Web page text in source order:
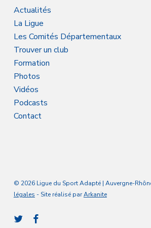
Actualités
La Ligue
Les Comités Départementaux
Trouver un club
Formation
Photos
Vidéos
Podcasts
Contact
© 2026 Ligue du Sport Adapté | Auvergne-
légales - Site réalisé parArkanite
twitter facebook